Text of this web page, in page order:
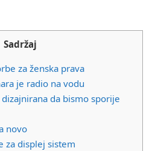
Sadržaj
za ženska prava
je radio na vodu
dizajnirana da bismo sporije
novo
za displej sistem